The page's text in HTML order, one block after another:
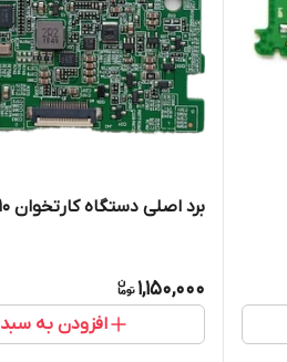
برد اصلی دستگاه کارتخوان new 7210
1,150,000
افزودن به سبد